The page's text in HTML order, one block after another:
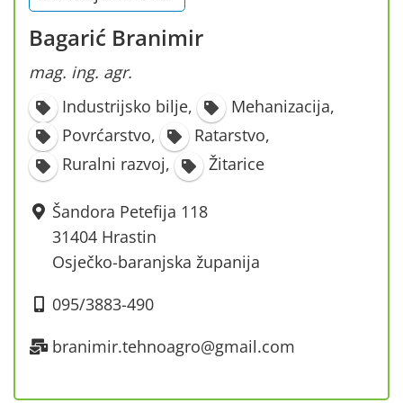
Bagarić Branimir
mag. ing. agr.
Industrijsko bilje, Mehanizacija,
Povrćarstvo, Ratarstvo,
Ruralni razvoj, Žitarice
Šandora Petefija 118
31404 Hrastin
Osječko-baranjska županija
095/3883-490
branimir.tehnoagro@gmail.com